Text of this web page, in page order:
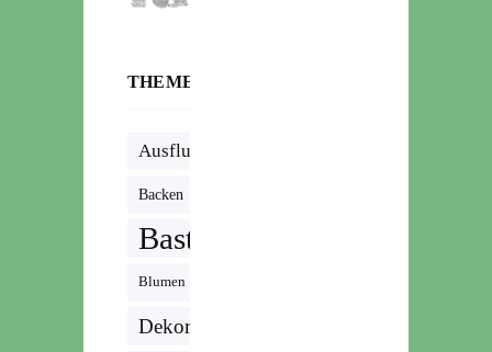
THEMENWOLKE
Ausflug
Backen
Basteln
Blumen
Dekoration